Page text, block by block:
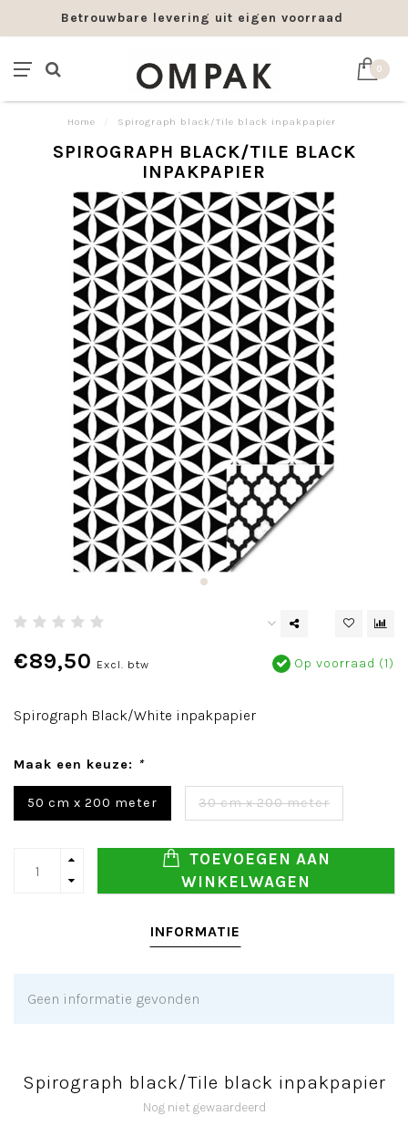
Betrouwbare levering uit eigen voorraad
0
Home Spirograph black/Tile black inpakpapier
SPIROGRAPH BLACK/TILE BLACK
INPAKPAPIER
€89,50 Excl. btw Op voorraad (1)
Spirograph Black/White inpakpapier
Maak een keuze: *
50 cm x 200 meter 30 cm x 200 meter
TOEVOEGEN AAN
WINKELWAGEN
INFORMATIE
Geen informatie gevonden
Spirograph black/Tile black inpakpapier
Nog niet gewaardeerd